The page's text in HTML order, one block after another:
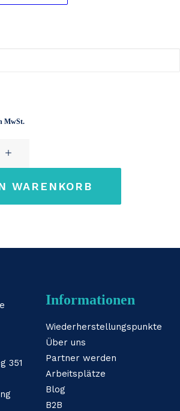
3pin
MwSt.
WARENKORB
351
Informationen
Wiederherstellungspunkte
Über uns
Partner werden
Arbeitsplätze
Blog
B2B